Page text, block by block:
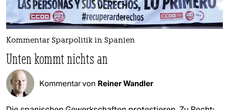
Kommentar Sparpolitik in Spanien
Unten kommt nichts an
Kommentar von Reiner Wandler